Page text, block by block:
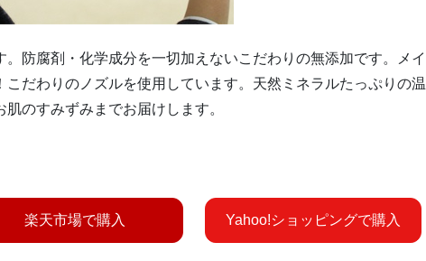
防腐剤・化学成分を一切加えないこだわりの無添加です。メイ
だわりのノズルを使用しています。天然ミネラルたっぷりの温
のすみずみまでお届けします。
楽天市場で購入 Yahoo!ショッピングで購入